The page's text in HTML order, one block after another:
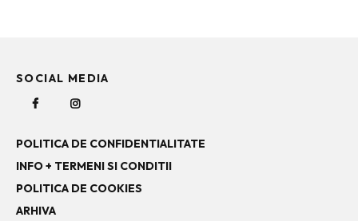
SOCIAL MEDIA
POLITICA DE CONFIDENTIALITATE
INFO + TERMENI SI CONDITII
POLITICA DE COOKIES
ARHIVA